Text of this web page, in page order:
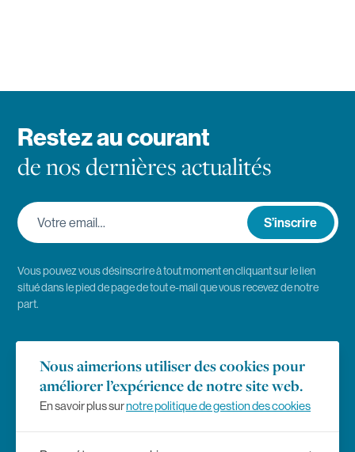
Restez au courant
de nos dernières actualités
Votre email… S’inscrire
Vous pouvez vous désinscrire à tout moment en cliquant sur le lien
situé dans le pied de page de tout e-mail que vous recevez de notre
part.
Presse
Règlement des études
Nous aimerions utiliser des cookies pour
améliorer l’expérience de notre site web.
En savoir plus surnotre politique de gestion des cookies